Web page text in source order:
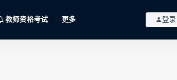
教师资格考试 更多 登录